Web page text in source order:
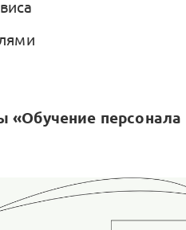
персонала